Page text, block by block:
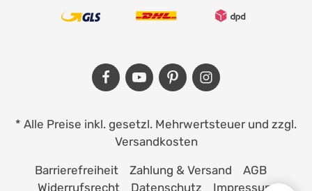
* Alle Preise inkl. gesetzl. Mehrwertsteuer und zzgl.
Versandkosten
Barrierefreiheit Zahlung & Versand
AGB
Widerrufsrecht
Datenschutz Impressum